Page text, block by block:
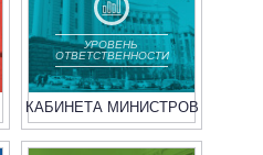
УРОВЕНЬ
ОТВЕТСТВЕННОСТИ
КАБИНЕТА МИНИСТРОВ